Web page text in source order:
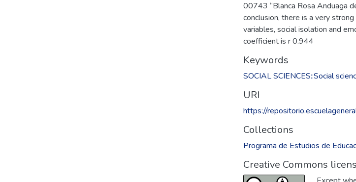
00743 “Blanca Rosa Anduaga
conclusion, there is a very
variables, social isolation and
coefficient is r 0.944
Keywords
SOCIAL SCIENCES::Social
URI
https://
Collections
Programa de Estudios de
Creative Commons